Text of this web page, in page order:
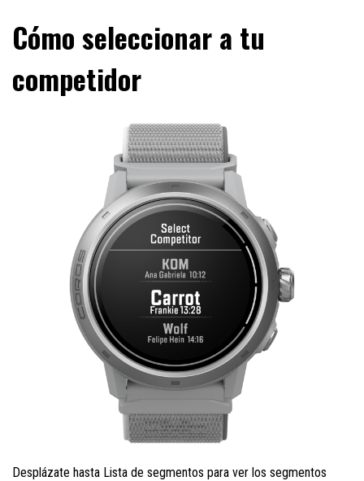
Cómo seleccionar a tu
competidor
Desplázate hasta Lista de segmentos para ver los segmentos